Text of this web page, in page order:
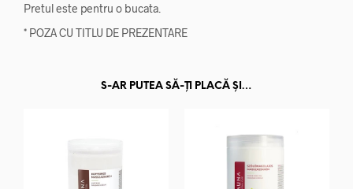
Pretul este pentru o bucata.
* POZA CU TITLU DE PREZENTARE
S-AR PUTEA SĂ-ȚI PLACĂ ȘI…